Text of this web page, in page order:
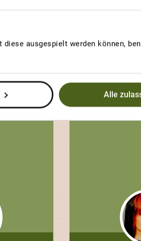
ausgespielt werden können,
Alle